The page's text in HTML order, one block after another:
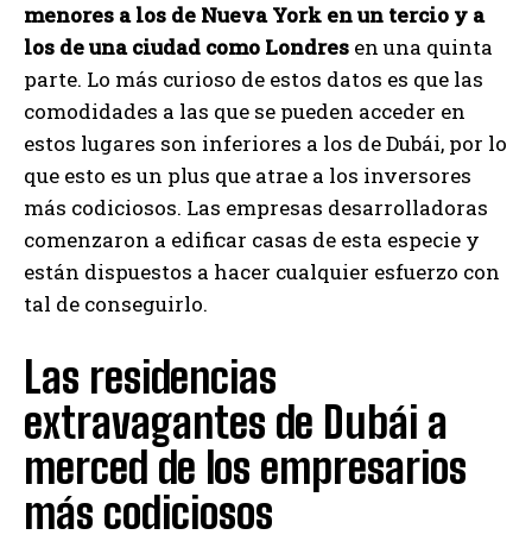
menores a los de Nueva York en un tercio y a
los de una ciudad como Londres en una quinta
parte. Lo más curioso de estos datos es que las
comodidades a las que se pueden acceder en
estos lugares son inferiores a los de Dubái, por lo
que esto es un plus que atrae a los inversores
más codiciosos. Las empresas desarrolladoras
comenzaron a edificar casas de esta especie y
están dispuestos a hacer cualquier esfuerzo con
tal de conseguirlo.
Las residencias
extravagantes de Dubái a
merced de los empresarios
más codiciosos